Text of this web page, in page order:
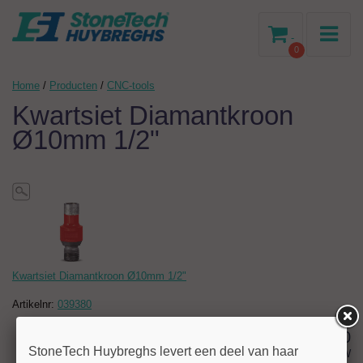
0
-
Home / Producten / CNC-tools
Kwartsiet Diamantkroon
Ø10mm 1/2"
Kwartsiet Diamantkroon Ø10mm 1/2"
Artikelnr: 039380
84,50
excl BTW
StoneTech Huybreghs levert een deel van haar